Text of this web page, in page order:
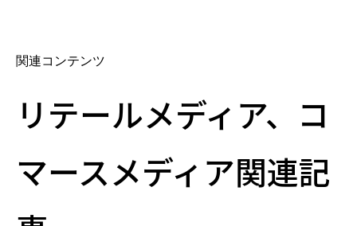
関連コンテンツ
リテールメディア、コ
マースメディア関連記